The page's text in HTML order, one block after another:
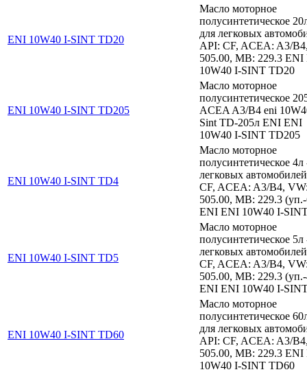
ENI 10W40 I-SINT TD20
Масло моторное
полусинтетическое
для легковых
API: CF, ACEA: A3/
505.00, MB: 229.3 ENI
10W40 I-SINT TD20
ENI 10W40 I-SINT TD205
Масло моторное
полусинтетическое
ACEA A3/B4 eni
Sint TD-205л ENI ENI
10W40 I-SINT TD205
ENI 10W40 I-SINT TD4
Масло моторное
полусинтетическое 4л
легковых
CF, ACEA: A3/B4,
505.00, MB: 229.3
ENI ENI 10W40 I-
ENI 10W40 I-SINT TD5
Масло моторное
полусинтетическое 5л
легковых
CF, ACEA: A3/B4,
505.00, MB: 229.3
ENI ENI 10W40 I-
ENI 10W40 I-SINT TD60
Масло моторное
полусинтетическое
для легковых
API: CF, ACEA: A3/
505.00, MB: 229.3 ENI
10W40 I-SINT TD60